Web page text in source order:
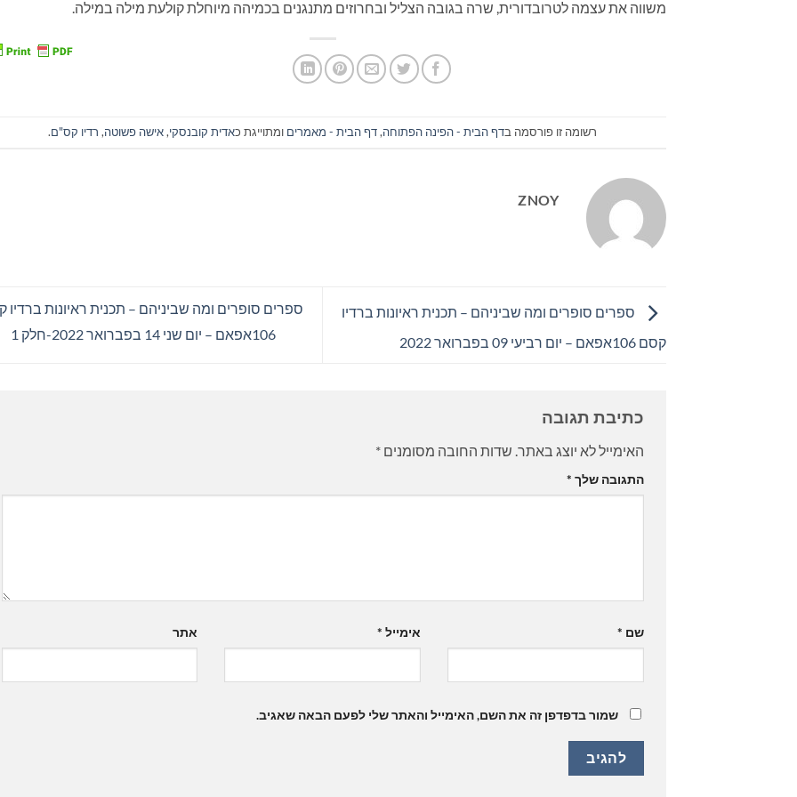
משווה את עצמה לטרובדורית, שרה בגובה הצליל ובחרוזים מתנגנים בכמיהה מיוחלת קולעת מילה במילה.
רשומה זו פורסמה בדף הבית - הפינה הפתוחה,דף הבית - מאמרים ומתוייגת כאדית קובנסקי,אישה פשוטה, רדיו קס"ם.
ZNOY
ספרים סופרים ומה שביניהם – תכנית ראיונות ברדיו
קסם 106אפאם – יום רביעי 09 בפברואר 2022
ספרים סופרים ומה שביניהם – תכנית ראיונות ברדיו
106אפאם – יום שני 14 בפברואר 2022-חלק 1
כתיבת תגובה
האימייל לא יוצג באתר. שדות החובה מסומנים *
התגובה שלך *
שם * אימייל * אתר
שמור בדפדפן זה את השם, האימייל והאתר שלי לפעם הבאה שאגיב.